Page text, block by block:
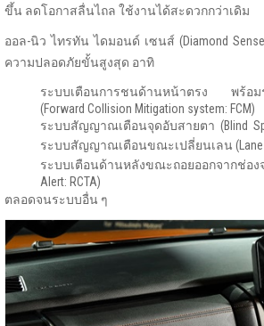
ขึ้น ลดโอกาสลื่นไถล ใช้งานได้สะดวกกว่าเดิม
ออล-นิว ไทรทัน ไดมอนด์ เซนส์ (Diamond
ความปลอดภัยขั้นสูงสุด อาทิ
ระบบเตือนการชนด้านหน้าตรง พร้อม
(Forward Collision Mitigation system: FCM)
ระบบสัญญาณเตือนจุดอับสายตา (Blind
ระบบสัญญาณเตือนขณะเปลี่ยนเลน (Lane
ระบบเตือนด้านหลังขณะถอยออกจากช่อง
Alert: RCTA)
ตลอดจนระบบอื่น ๆ